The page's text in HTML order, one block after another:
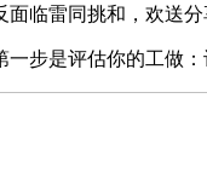
雷同挑和，欢送
是评估你的工做：